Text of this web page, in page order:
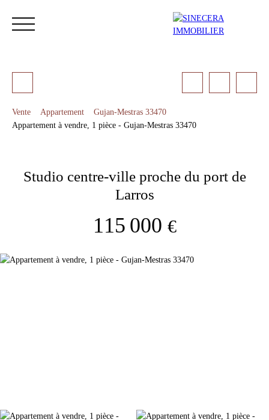
Estimation
Vente Appartement
Gujan-Mestras 33470
Appartement à vendre, 1 pièce - Gujan-Mestras 33470
Studio centre-ville proche du port de
Larros
115 000 €